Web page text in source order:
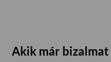
Akik már bizalmat